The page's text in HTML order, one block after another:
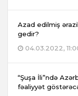
Azad edilmiş
gedir?
04.03.2022,
“Şuşa İli”ndə
fəaliyyət